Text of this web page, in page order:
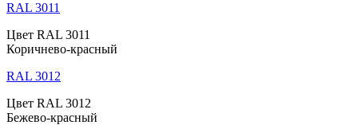
RAL 3011
Цвет RAL 3011
Коричнево-красный
RAL 3012
Цвет RAL 3012
Бежево-красный